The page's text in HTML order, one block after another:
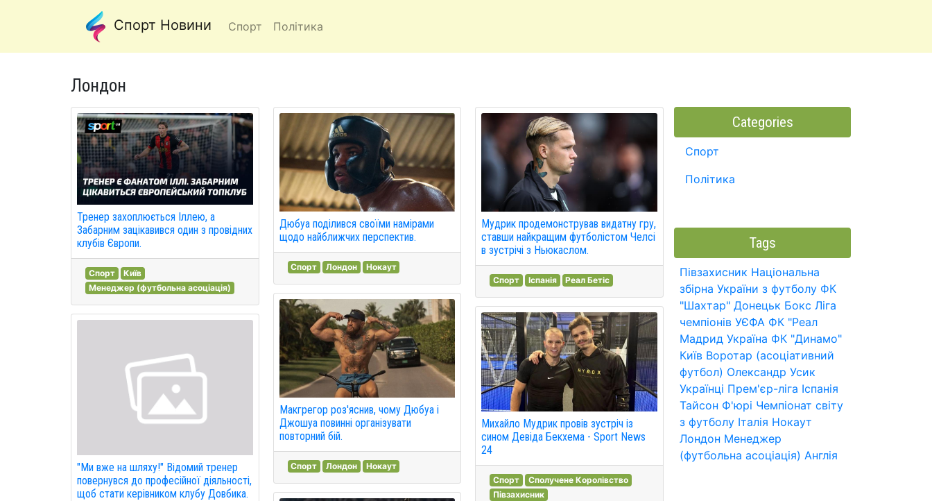
Спорт Новини Спорт Політика
Лондон
Тренер захоплюється Іллею, а
Забарним зацікавився один з провідних
клубів Європи.
Спорт
Київ
Менеджер (футбольна асоціація)
"Ми вже на шляху!" Відомий тренер
повернувся до професійної діяльності,
щоб стати керівником клубу Довбика.
Дюбуа поділився своїми намірами
щодо найближчих перспектив.
Спорт Лондон Нокаут
Макгрегор роз'яснив, чому Дюбуа і
Джошуа повинні організувати
повторний бій.
Спорт Лондон Нокаут
Мудрик продемонстрував видатну гру,
ставши найкращим футболістом Челсі
в зустрічі з Ньюкаслом.
Спорт Іспанія Реал Бетіс
Михайло Мудрик провів зустріч із
сином Девіда Бекхема - Sport News
24
Спорт
Сполучене Королівство
Півзахисник
Categories
Спорт
Політика
Tags
Півзахисник Національна
збірна України з футболу ФК
"Шахтар" Донецьк Бокс Ліга
чемпіонів УЄФА ФК "Реал
Мадрид Україна ФК "Динамо"
Київ Воротар (асоціативний
футбол) Олександр Усик
Українці Прем'єр-ліга Іспанія
Тайсон Ф'юрі Чемпіонат світу
з футболу Італія Нокаут
Лондон Менеджер
(футбольна асоціація) Англія